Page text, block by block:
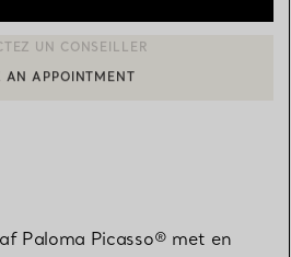
CLIENT OU PRENDRE RENDEZ-
AN APPOINTMENT
Paloma Picasso® met en